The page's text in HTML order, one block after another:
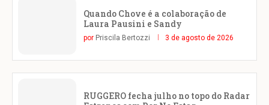
Quando Chove é a colaboração de
Laura Pausini e Sandy
por Priscila Bertozzi 3 de agosto de 2026
RUGGERO fecha julho no topo do Radar